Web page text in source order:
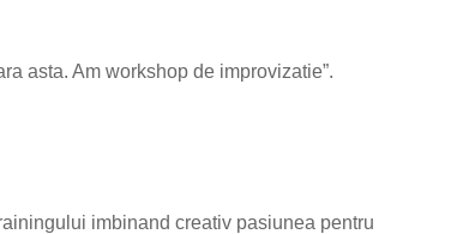
asta. Am workshop de improvizatie”.
imbinand creativ pasiunea pentru